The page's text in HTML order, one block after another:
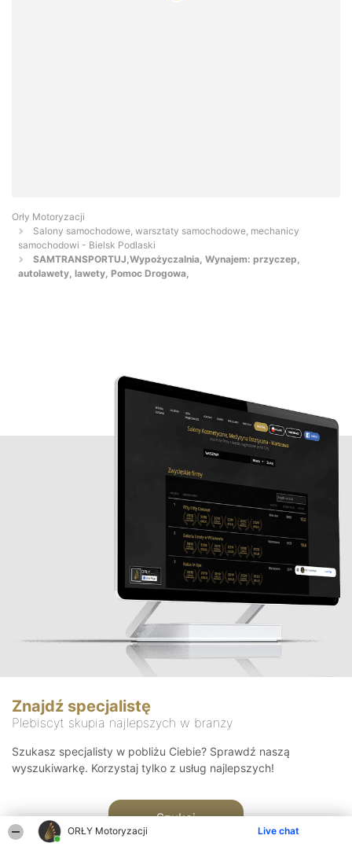
ORŁY Motoryzacji Live chat
Orły Motoryzacji
Salony samochodowe, warsztaty samochodowe, mechanicy
samochodowi - Bielsk Podlaski
SAMTRANSPORTUJ,Wypożyczalnia, Wynajem: przyczep,
autolawety, lawety, Pomoc Drogowa,
Znajdź specjalistę
Plebiscyt skupia najlepszych w branży
Szukasz specjalisty w pobliżu Ciebie? Sprawdź naszą
wyszukiwarkę. Korzystaj tylko z usług najlepszych!
Szukaj